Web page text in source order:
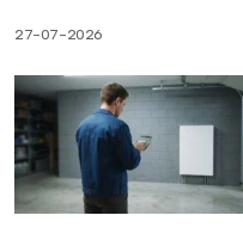
27-07-2026